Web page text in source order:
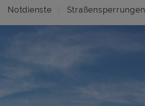
Notdienste
Straßensperrungen